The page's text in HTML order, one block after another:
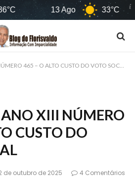
13 Ago 33°C 14
465 – O ALTO CUSTO DO VOTO SOCIAL
XIII NÚMERO
CUSTO DO
de outubro de 2025 4 Comentários